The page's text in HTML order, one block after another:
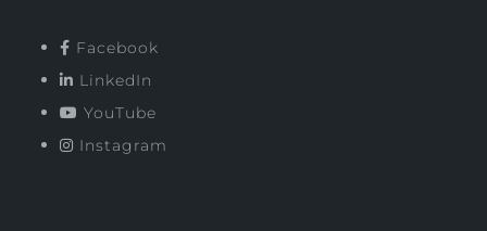
Facebook
LinkedIn
YouTube
Instagram